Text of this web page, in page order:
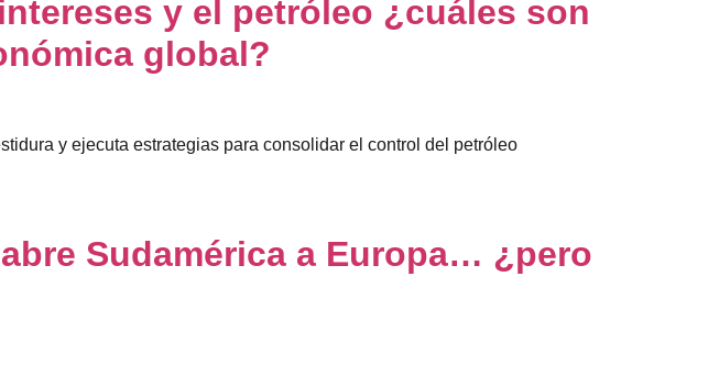
y el petróleo ¿cuáles son
global?
y ejecuta estrategias para consolidar el control del petróleo
Sudamérica a Europa… ¿pero